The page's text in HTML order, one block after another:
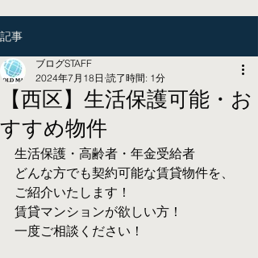
記事
【西区】生活保護可能・お
すすめ物件
ブログSTAFF
2024年7月18日 読了時間: 1分
生活保護・高齢者・年金受給者
​どんな方でも契約可能な賃貸物件を、
ご紹介いたします！
賃貸マンションが欲しい方！
一度ご相談ください！